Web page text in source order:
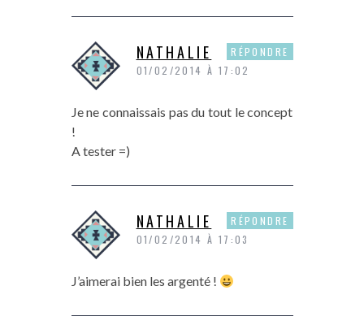
NATHALIE
01/02/2014 À 17:02
Je ne connaissais pas du tout le concept
!
A tester =)
RÉPONDRE
NATHALIE
01/02/2014 À 17:03
J’aimerai bien les argenté !
RÉPONDRE